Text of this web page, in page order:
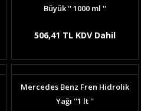
Büyük '' 1000 ml ''
506,41 TL KDV Dahil
Mercedes Benz Fren Hidrolik
Yağı ''1 lt ''